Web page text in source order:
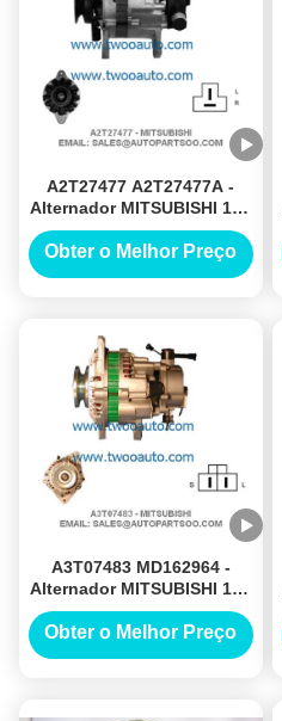
A2T27477 A2T27477A -
Alternador MITSUBISHI 12V
60A Alternadores
Obter o Melhor Preço
A3T07483 MD162964 -
Alternador MITSUBISHI 12V
90A Alternadores
Obter o Melhor Preço